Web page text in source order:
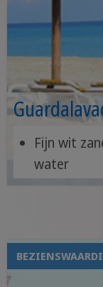
Fijn wit
water
Ideaal om